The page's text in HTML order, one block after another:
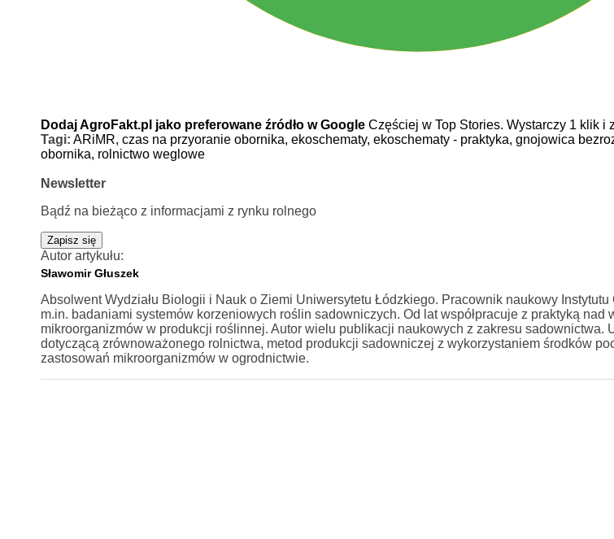
Dodaj AgroFakt.pl jako preferowane źródło w Google Częściej w Top Stories. Wystarczy 1 klik i
Tagi: ARiMR, czas na przyoranie obornika, ekoschematy, ekoschematy - praktyka, gnojowica
obornika, rolnictwo weglowe
Newsletter
Bądź na bieżąco z informacjami z rynku rolnego
Zapisz się
Autor artykułu:
Sławomir Głuszek
Absolwent Wydziału Biologii i Nauk o Ziemi Uniwersytetu Łódzkiego. Pracownik naukowy
m.in. badaniami systemów korzeniowych roślin sadowniczych. Od lat współpracuje z praktyką nad
mikroorganizmów w produkcji roślinnej. Autor wielu publikacji naukowych z zakresu sadownictwa.
dotyczącą zrównoważonego rolnictwa, metod produkcji sadowniczej z wykorzystaniem środków
zastosowań mikroorganizmów w ogrodnictwie.